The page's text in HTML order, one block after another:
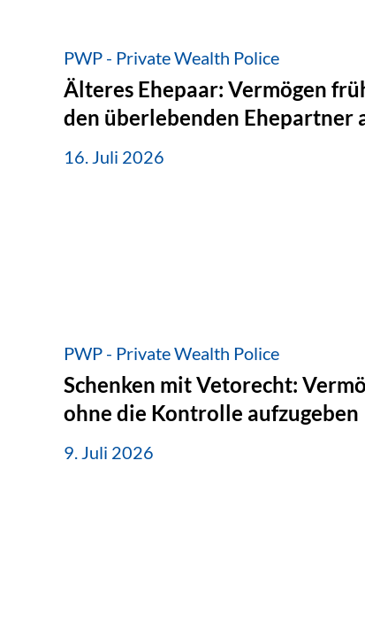
PWP - Private Wealth Police
Älteres Ehepaar: Vermögen
den überlebenden Ehepartner
16. Juli 2026
PWP - Private Wealth Police
Schenken mit Vetorecht:
ohne die Kontrolle aufzugeben
9. Juli 2026